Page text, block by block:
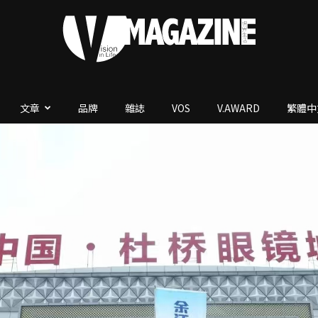
V.Magazine
文章 品牌 雜誌 VOS V.AWARD 繁體